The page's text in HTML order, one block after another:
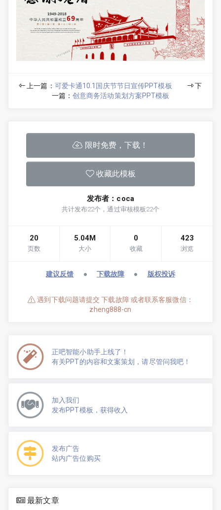
上一篇： 可爱卡通10.1国庆节节日宣传PPT模板
下
一篇： 创意商务活动策划方案PPT模板
限时免费，下载！
收藏此模板
发布者：coca
共计发布22个，通过审核模板22个
20
页数
5.04M
大小
0
收藏
423
浏览
建议反馈 ● 下载故障 ● 版权投诉
遇到下载问题请提交 下载故障 或者联系客服微信：
zheng888-cn
正吧智能小助手上线了！
有关PPT的内容和文案策划，请尽管问我吧！
加入我们
发布PPT模板，获得收入
发布广告
站内广告位购买
最新文章